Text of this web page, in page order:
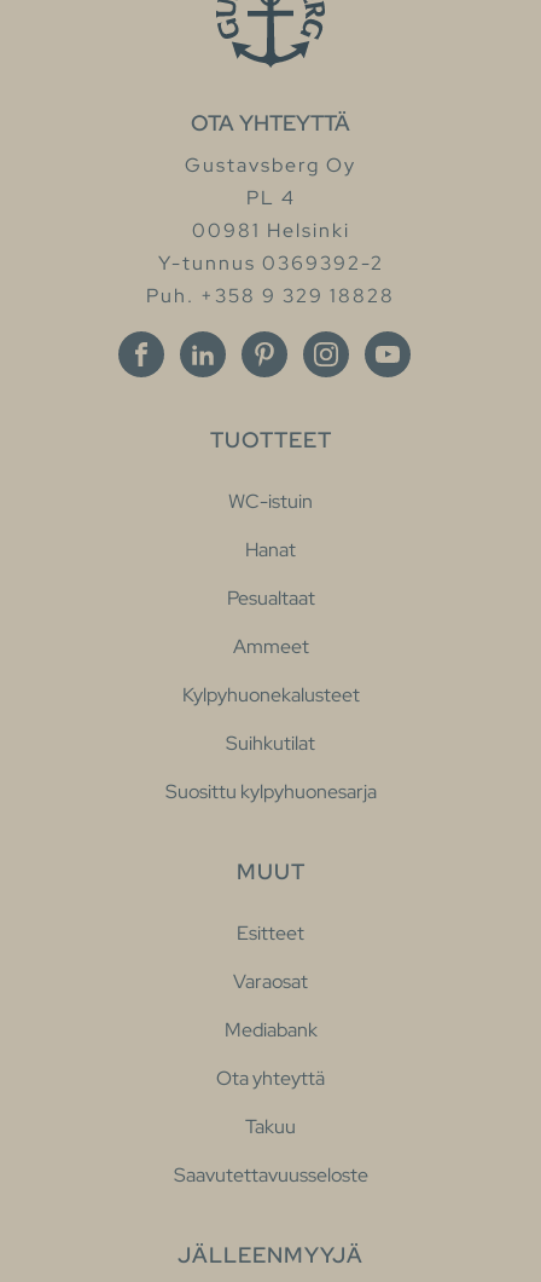
OTA YHTEYTTÄ
Gustavsberg Oy
PL 4
00981 Helsinki
Y-tunnus 0369392-2
Puh. +358 9 329 18828
TUOTTEET
WC-istuin
Hanat
Pesualtaat
Ammeet
Kylpyhuonekalusteet
Suihkutilat
Suosittu kylpyhuonesarja
MUUT
Esitteet
Varaosat
Mediabank
Ota yhteyttä
Takuu
Saavutettavuusseloste
JÄLLEENMYYJÄ